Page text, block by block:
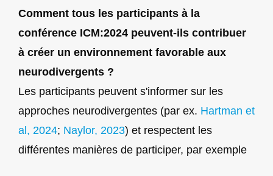
Comment tous les participants à la
conférence ICM:2024 peuvent-ils contribuer
à créer un environnement favorable aux
neurodivergents ?
Les participants peuvent s'informer sur les
approches neurodivergentes (par ex. Hartman et
al, 2024; Naylor, 2023) et respectent les
différentes manières de participer, par exemple